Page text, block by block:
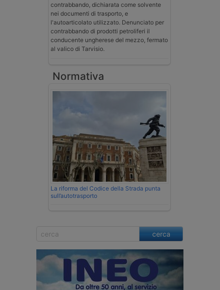
contrabbando, dichiarata come solvente
nei documenti di trasporto, e
l'autoarticolato utilizzato. Denunciato per
contrabbando di prodotti petroliferi il
conducente ungherese del mezzo, fermato
al valico di Tarvisio.
Normativa
La riforma del Codice della Strada punta
sull’autotrasporto
cerca